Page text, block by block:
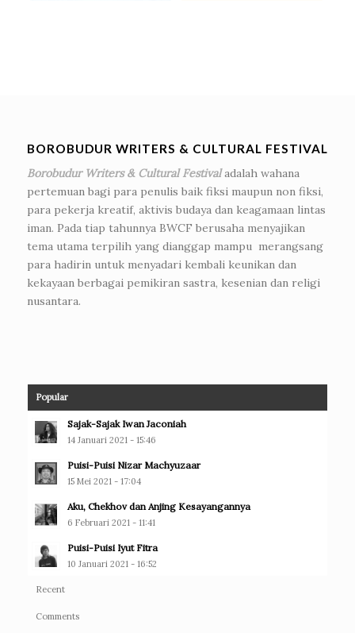
BOROBUDUR WRITERS & CULTURAL FESTIVAL
Borobudur Writers & Cultural Festivaladalah wahana
pertemuan bagi para penulis baik fiksi maupun non fiksi,
para pekerja kreatif, aktivis budaya dan keagamaan lintas
iman. Pada tiap tahunnya BWCF berusaha menyajikan
tema utama terpilih yang dianggap mampu merangsang
para hadirin untuk menyadari kembali keunikan dan
kekayaan berbagai pemikiran sastra, kesenian dan religi
nusantara.
Popular
Sajak-Sajak Iwan Jaconiah
14 Januari 2021 - 15:46
Puisi-Puisi Nizar Machyuzaar
15 Mei 2021 - 17:04
Aku, Chekhov dan Anjing Kesayangannya
6 Februari 2021 - 11:41
Puisi-Puisi Iyut Fitra
10 Januari 2021 - 16:52
Recent
Comments